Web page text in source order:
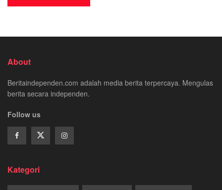
About
Beritaindependen.com adalah media berita terpercaya. Mengulas
berita secara independen.
Follow us
Kategori